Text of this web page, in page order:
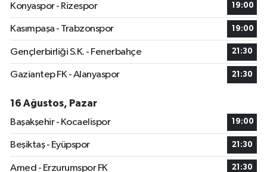
Konyaspor - Rizespor
19:00
Kasımpaşa - Trabzonspor 19:00
Gençlerbirliği S.K. - Fenerbahçe 21:30
Gaziantep FK - Alanyaspor 21:30
16 Ağustos, Pazar
Başakşehir - Kocaelispor
19:00
Beşiktaş - Eyüpspor 21:30
Amed - Erzurumspor FK 21:30